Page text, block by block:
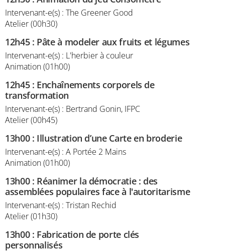
Intervenant-e(s) : The Greener Good
Atelier (00h30)
12h45: Pâte à modeler aux fruits et légumes
Intervenant-e(s) : L'herbier à couleur
Animation (01h00)
12h45: Enchaînements corporels de
transformation
Intervenant-e(s) : Bertrand Gonin, IFPC
Atelier (00h45)
13h00: Illustration d’une Carte en broderie
Intervenant-e(s) : A Portée 2 Mains
Animation (01h00)
13h00: Réanimer la démocratie : des
assemblées populaires face à l'autoritarisme
Intervenant-e(s) : Tristan Rechid
Atelier (01h30)
13h00: Fabrication de porte clés
personnalisés